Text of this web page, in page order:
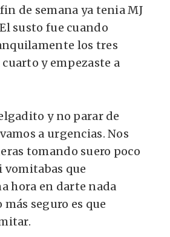
de semana ya tenia MJ
susto fue cuando
los tres
y empezaste a
y no parar de
a urgencias. Nos
tomando suero poco
vomitabas que
hora en darte nada
seguro es que